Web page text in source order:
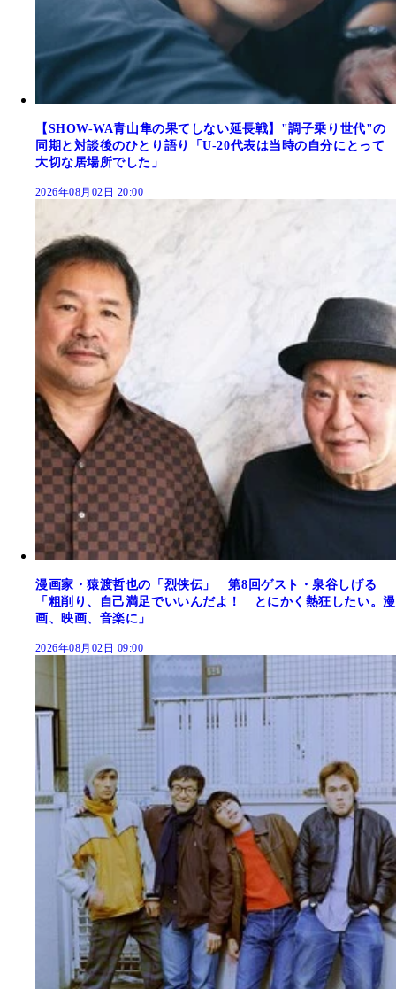
【SHOW-WA青山隼の果てしない延長戦】"調子乗り世代"の
同期と対談後のひとり語り「U-20代表は当時の自分にとって
大切な居場所でした」
2026年08月02日 20:00
漫画家・猿渡哲也の「烈侠伝」 第8回ゲスト・泉谷しげる
「粗削り、自己満足でいいんだよ！ とにかく熱狂したい。漫
画、映画、音楽に」
2026年08月02日 09:00